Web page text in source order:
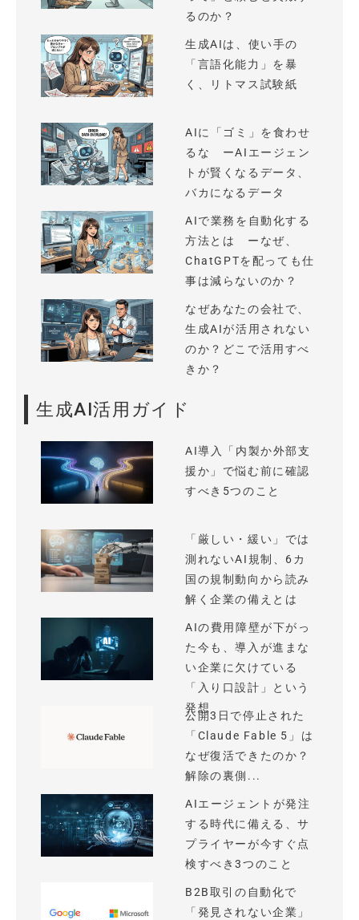
るのか？
生成AIは、使い手の
「言語化能力」を暴
く、リトマス試験紙
AIに「ゴミ」を食わせ
るな ーAIエージェン
トが賢くなるデータ、
バカになるデータ
AIで業務を自動化する
方法とは ーなぜ、
ChatGPTを配っても仕
事は減らないのか？
なぜあなたの会社で、
生成AIが活用されない
のか？どこで活用すべ
きか？
生成AI活用ガイド
AI導入「内製か外部支
援か」で悩む前に確認
すべき5つのこと
「厳しい・緩い」では
測れないAI規制、6カ
国の規制動向から読み
解く企業の備えとは
AIの費用障壁が下がっ
た今も、導入が進まな
い企業に欠けている
「入り口設計」という
発想
公開3日で停止された
「Claude Fable 5」は
なぜ復活できたのか？
解除の裏側...
AIエージェントが発注
する時代に備える、サ
プライヤーが今すぐ点
検すべき3つのこと
B2B取引の自動化で
「発見されない企業」